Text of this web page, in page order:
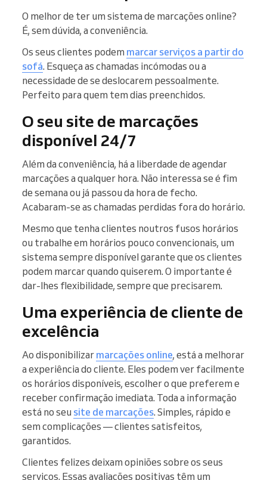
O melhor de ter um sistema de marcações online?
É, sem dúvida, a conveniência.
Os seus clientes podem marcar serviços a partir do
sofá. Esqueça as chamadas incómodas ou a
necessidade de se deslocarem pessoalmente.
Perfeito para quem tem dias preenchidos.
O seu site de marcações
disponível 24/7
Além da conveniência, há a liberdade de agendar
marcações a qualquer hora. Não interessa se é fim
de semana ou já passou da hora de fecho.
Acabaram-se as chamadas perdidas fora do horário.
Mesmo que tenha clientes noutros fusos horários
ou trabalhe em horários pouco convencionais, um
sistema sempre disponível garante que os clientes
podem marcar quando quiserem. O importante é
dar-lhes flexibilidade, sempre que precisarem.
Uma experiência de cliente de
excelência
Ao disponibilizar marcações online, está a melhorar
a experiência do cliente. Eles podem ver facilmente
os horários disponíveis, escolher o que preferem e
receber confirmação imediata. Toda a informação
está no seu site de marcações. Simples, rápido e
sem complicações — clientes satisfeitos,
garantidos.
Clientes felizes deixam opiniões sobre os seus
serviços. Essas avaliações positivas têm um